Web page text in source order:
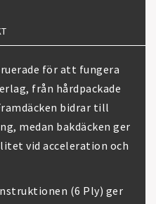
för att fungera
från hårdpackade
bidrar till
medan bakdäcken ger
vid acceleration och
(6 Ply) ger